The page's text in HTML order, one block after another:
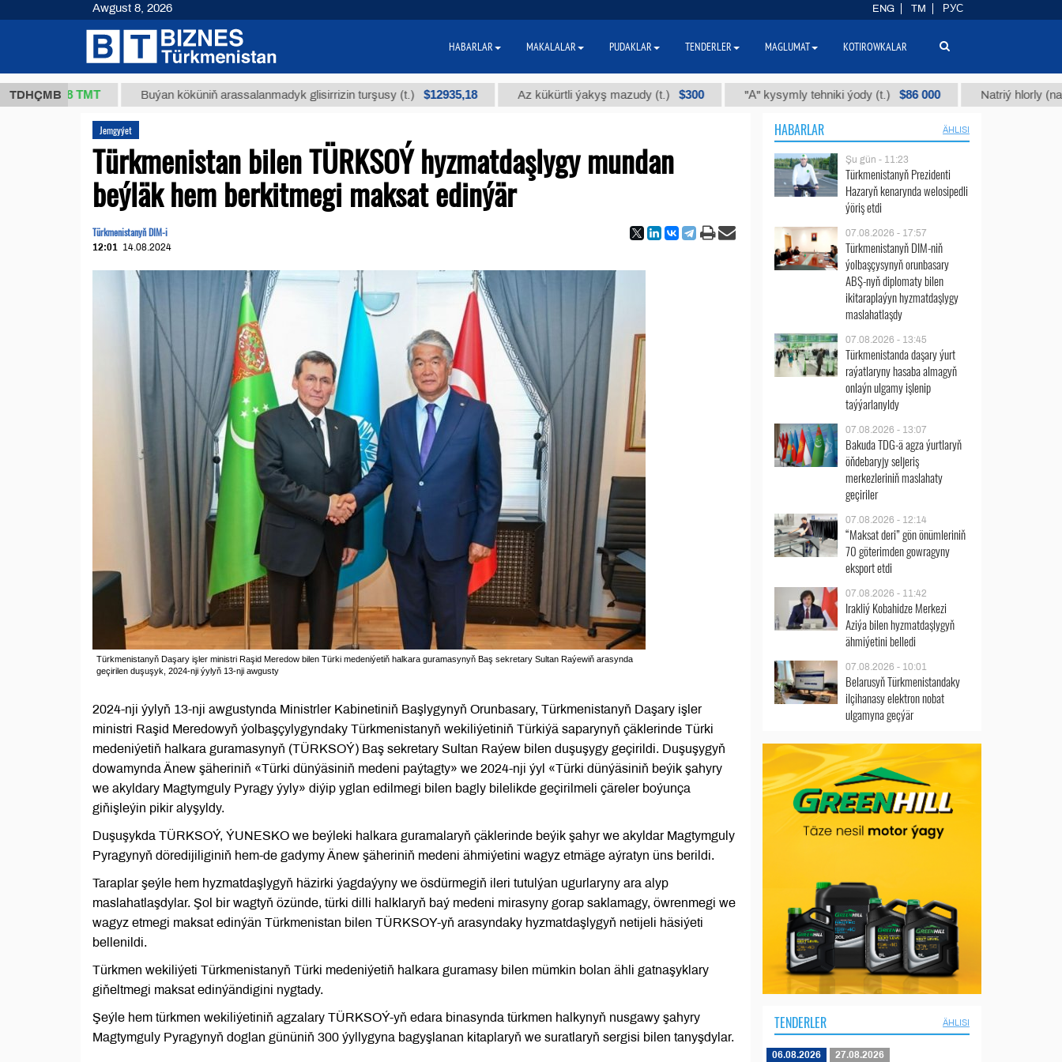
TDHÇMB
37,8 ТМТ Buýan köküniň arassalanmadyk glisirrizin turşusy (t.) $12935,18 Az kükürtli ýakyş mazudy (t.) $300 "А" kysymly tehniki ýody (t.) $86 000 Natriý hlorly (nahar
Jemgyýet
Türkmenistan bilen TÜRKSOÝ hyzmatdaşlygy mundan
beýläk hem berkitmegi maksat edinýär
Türkmenistanyň DIM-i
12:01 14.08.2024
Türkmenistanyň Daşary işler ministri Raşid Meredow bilen Türki medeniýetiň halkara guramasynyň Baş sekretary Sultan Raýewiň arasynda
geçirilen duşuşyk, 2024-nji ýylyň 13-nji awgusty
2024-nji ýylyň 13-nji awgustynda Ministrler Kabinetiniň Başlygynyň Orunbasary, Türkmenistanyň Daşary işler
ministri Raşid Meredowyň ýolbaşçylygyndaky Türkmenistanyň wekiliýetiniň Türkiýä saparynyň çäklerinde Türki
medeniýetiň halkara guramasynyň (TÜRKSOÝ) Baş sekretary Sultan Raýew bilen duşuşygy geçirildi. Duşuşygyň
dowamynda Änew şäheriniň «Türki dünýäsiniň medeni paýtagty» we 2024-nji ýyl «Türki dünýäsiniň beýik şahyry
we akyldary Magtymguly Pyragy ýyly» diýip yglan edilmegi bilen bagly bilelikde geçirilmeli çäreler boýunça
giňişleýin pikir alyşyldy.
Duşuşykda TÜRKSOÝ, ÝUNESKO we beýleki halkara guramalaryň çäklerinde beýik şahyr we akyldar Magtymguly
Pyragynyň döredijiliginiň hem-de gadymy Änew şäheriniň medeni ähmiýetini wagyz etmäge aýratyn üns berildi.
Taraplar şeýle hem hyzmatdaşlygyň häzirki ýagdaýyny we ösdürmegiň ileri tutulýan ugurlaryny ara alyp
maslahatlaşdylar. Şol bir wagtyň özünde, türki dilli halklaryň baý medeni mirasyny gorap saklamagy, öwrenmegi we
wagyz etmegi maksat edinýän Türkmenistan bilen TÜRKSOY-yň arasyndaky hyzmatdaşlygyň netijeli häsiýeti
bellenildi.
Türkmen wekiliýeti Türkmenistanyň Türki medeniýetiň halkara guramasy bilen mümkin bolan ähli gatnaşyklary
giňeltmegi maksat edinýändigini nygtady.
Şeýle hem türkmen wekiliýetiniň agzalary TÜRKSOÝ-yň edara binasynda türkmen halkynyň nusgawy şahyry
Magtymguly Pyragynyň doglan gününiň 300 ýyllygyna bagyşlanan kitaplaryň we suratlaryň sergisi bilen tanyşdylar.
HABARLAR ÄHLISI
Şu gün - 11:23
Türkmenistanyň Prezidenti
Hazaryň kenarynda welosipedli
ýöriş etdi
07.08.2026 - 17:57
Türkmenistanyň DIM-niň
ýolbaşçysynyň orunbasary
ABŞ-nyň diplomaty bilen
ikitaraplaýyn hyzmatdaşlygy
maslahatlaşdy
07.08.2026 - 13:45
Türkmenistanda daşary ýurt
raýatlaryny hasaba almagyň
onlaýn ulgamy işlenip
taýýarlanyldy
07.08.2026 - 13:07
Bakuda TDG-ä agza ýurtlaryň
öňdebaryjy seljeriş
merkezleriniň maslahaty
geçiriler
07.08.2026 - 12:14
“Maksat deri” gön önümleriniň
70 göterimden gowragyny
eksport etdi
07.08.2026 - 11:42
Irakliý Kobahidze Merkezi
Aziýa bilen hyzmatdaşlygyň
ähmiýetini belledi
07.08.2026 - 10:01
Belarusyň Türkmenistandaky
ilçihanasy elektron nobat
ulgamyna geçýär
TENDERLER ÄHLISI
06.08.2026 27.08.2026
Awgust 8, 2026 ENG TM РУС
HABARLAR MAKALALAR PUDAKLAR TENDERLER MAGLUMAT KOTIROWKALAR